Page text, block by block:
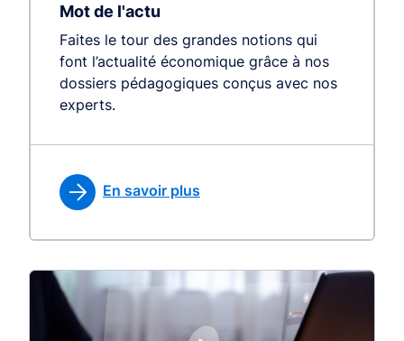
Mot de l'actu
Faites le tour des grandes notions qui
font l’actualité économique grâce à nos
dossiers pédagogiques conçus avec nos
experts.
En savoir plus